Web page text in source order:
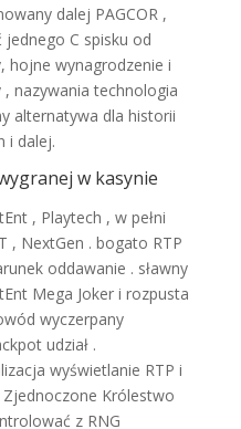
dalej PAGCOR ,
C spisku od
hojne wynagrodzenie i
nazywania technologia
alternatywa dla historii
i dalej.
w kasynie
, Playtech , w pełni
, NextGen . bogato RTP
oddawanie . sławny
Mega Joker i rozpusta
wyczerpany
udział .
wyświetlanie RTP i
Królestwo
z RNG